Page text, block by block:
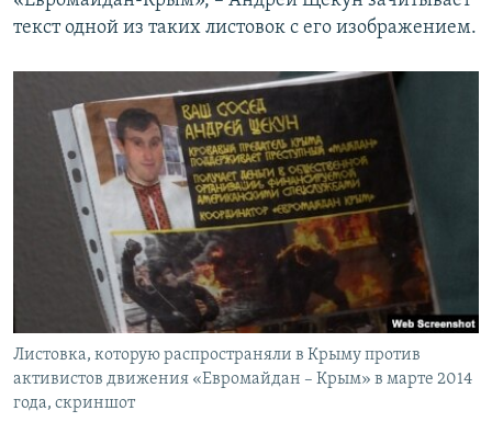
текст одной из таких листовок с его изображением.
Листовка, которую распространяли в Крыму против
активистов движения «Евромайдан – Крым» в марте 2014
года, скриншот